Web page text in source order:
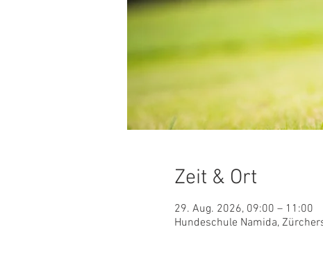
Zeit & Ort
29. Aug. 2026, 09:00 – 11:00
Hundeschule Namida,